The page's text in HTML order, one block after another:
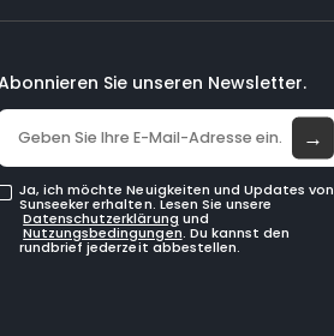
Sie unseren Newsletter.
→
Ja, ich möchte Neuigkeiten und Updates von
Sunseeker erhalten. Lesen Sie unsere
Datenschutzerklärung und
Nutzungsbedingungen. Du kannst den
rundbrief jederzeit abbestellen.